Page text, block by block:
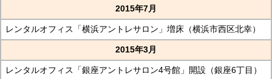
2015年7月
レンタルオフィス「横浜アントレサロン」増床（横浜市西区北幸）
2015年3月
レンタルオフィス「銀座アントレサロン4号館」開設（銀座6丁目）